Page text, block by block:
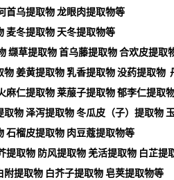
首乌提取物 龙眼肉提取物等
麦冬提取物 天冬提取物等
缬草提取物 首乌藤提取物 合欢皮提取
物 姜黄提取物 乳香提取物 没药提取物
麻仁提取物 莱菔子提取物 郁李仁提取
取物 泽泻提取物 冬瓜皮（子）提取物
石榴皮提取物 肉豆蔻提取物等
提取物 防风提取物 羌活提取物 白芷提
附提取物 白芥子提取物 皂荚提取物等